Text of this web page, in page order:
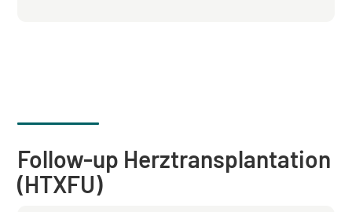
Follow-up Herztransplantation
(HTXFU)